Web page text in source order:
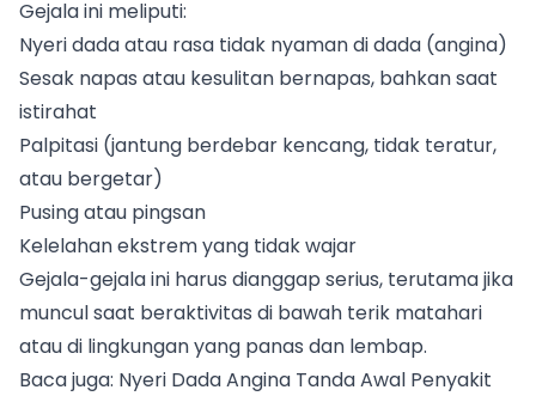
Gejala ini meliputi:
Nyeri dada atau rasa tidak nyaman di dada (angina)
Sesak napas atau kesulitan bernapas, bahkan saat
istirahat
Palpitasi (jantung berdebar kencang, tidak teratur,
atau bergetar)
Pusing atau pingsan
Kelelahan ekstrem yang tidak wajar
Gejala-gejala ini harus dianggap serius, terutama jika
muncul saat beraktivitas di bawah terik matahari
atau di lingkungan yang panas dan lembap.
Baca juga: Nyeri Dada Angina Tanda Awal Penyakit